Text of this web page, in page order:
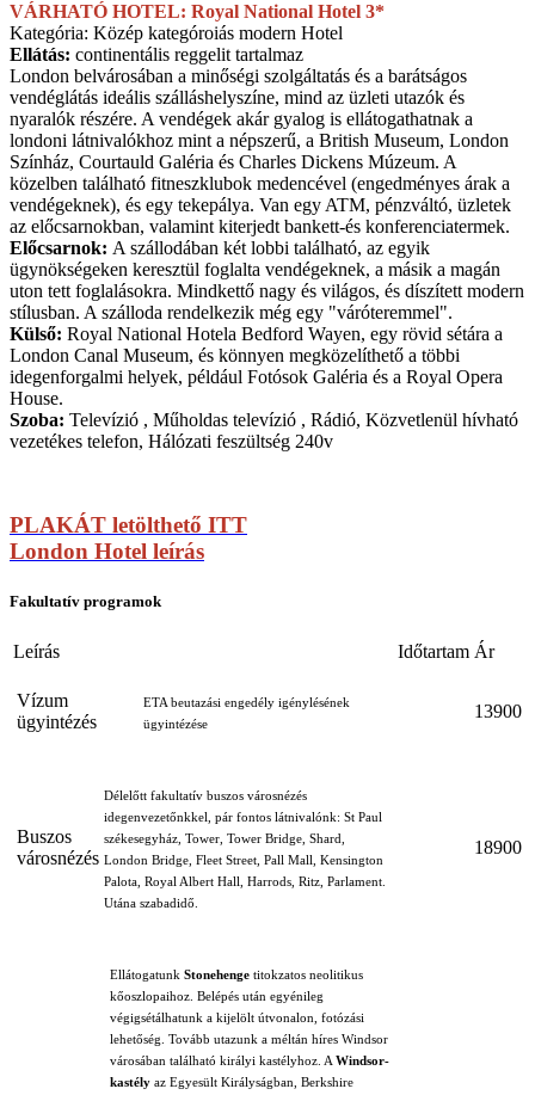
VÁRHATÓ HOTEL: Royal National Hotel 3*
Kategória: Közép kategóroiás modern Hotel
Ellátás: continentális reggelit tartalmaz
London belvárosában a minőségi szolgáltatás és a barátságos
vendéglátás ideális szálláshelyszíne, mind az üzleti utazók és
nyaralók részére. A vendégek akár gyalog is ellátogathatnak a
londoni látnivalókhoz mint a népszerű, a British Museum, London
Színház, Courtauld Galéria és Charles Dickens Múzeum. A
közelben található fitneszklubok medencével (engedményes árak a
vendégeknek), és egy tekepálya. Van egy ATM, pénzváltó, üzletek
az előcsarnokban, valamint kiterjedt bankett-és konferenciatermek.
Előcsarnok: A szállodában két lobbi található, az egyik
ügynökségeken keresztül foglalta vendégeknek, a másik a magán
uton tett foglalásokra. Mindkettő nagy és világos, és díszített modern
stílusban. A szálloda rendelkezik még egy "váróteremmel".
Külső: Royal National Hotela Bedford Wayen, egy rövid sétára a
London Canal Museum, és könnyen megközelíthető a többi
idegenforgalmi helyek, például Fotósok Galéria és a Royal Opera
House.
Szoba: Televízió , Műholdas televízió , Rádió, Közvetlenül hívható
vezetékes telefon, Hálózati feszültség 240v
PLAKÁT letölthető ITT
London Hotel leírás
Fakultatív programok
Leírás Időtartam Ár
Vízum
ügyintézés
ETA beutazási engedély igénylésének
ügyintézése
13900
Buszos
városnézés
Délelőtt fakultatív buszos városnézés
idegenvezetőnkkel, pár fontos látnivalónk: St Paul
székesegyház, Tower, Tower Bridge, Shard,
London Bridge, Fleet Street, Pall Mall, Kensington
Palota, Royal Albert Hall, Harrods, Ritz, Parlament.
Utána szabadidő.
18900
Ellátogatunk Stonehenge titokzatos neolitikus
kőoszlopaihoz. Belépés után egyénileg
végigsétálhatunk a kijelölt útvonalon, fotózási
lehetőség. Tovább utazunk a méltán híres Windsor
városában található királyi kastélyhoz. A Windsor-
kastély az Egyesült Királyságban, Berkshire